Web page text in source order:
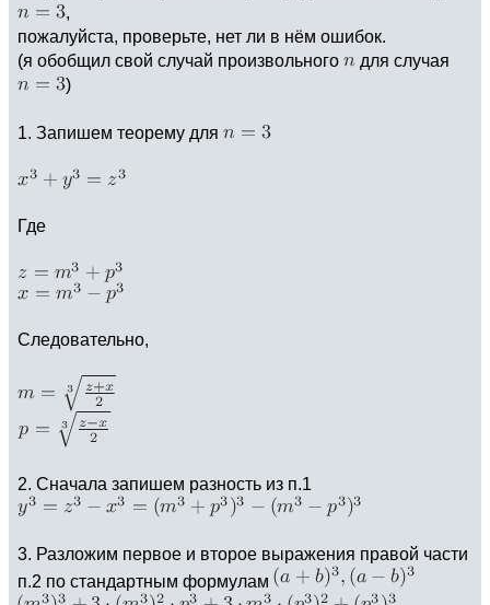
,
пожалуйста, проверьте, нет ли в нём ошибок.
(я обобщил свой случай произвольного
для случая
)
1. Запишем теорему для
Где
Следовательно,
2. Сначала запишем разность из п.1
3. Разложим первое и второе выражения правой части
п.2 по стандартным формулам